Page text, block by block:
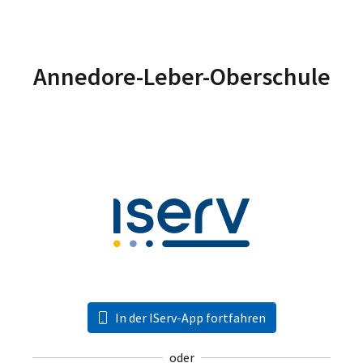
Annedore-Leber-Oberschule
In der IServ-App fortfahren
oder